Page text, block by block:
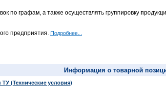
по графам, а также осуществлять группировку
предприятия. Подробнее...
Информация о товарной
(Технические условия)